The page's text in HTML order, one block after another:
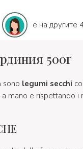
e на другите
500г
sono legumi secchi
mano e rispettando i